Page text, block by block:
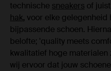
technische sneakers of
hak, voor elke
bijpassende schoen.
belofte; 'quality meets
kwalitatief hoge materialen
wij ervoor dat jouw